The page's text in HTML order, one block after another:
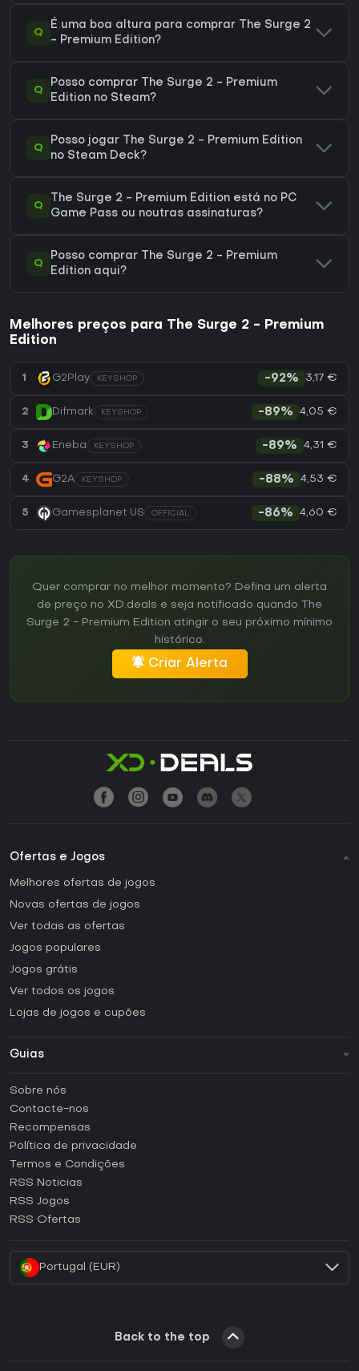
Q
É uma boa altura para comprar The Surge 2
- Premium Edition?
Q
Posso comprar The Surge 2 - Premium
Edition no Steam?
Q
Posso jogar The Surge 2 - Premium Edition
no Steam Deck?
Q
The Surge 2 - Premium Edition está no PC
Game Pass ou noutras assinaturas?
Q
Posso comprar The Surge 2 - Premium
Edition aqui?
Melhores preços para The Surge 2 - Premium
Edition
1 G2Play KEYSHOP -92% 3,17 €
2 Difmark KEYSHOP -89% 4,05 €
3 Eneba KEYSHOP -89% 4,31 €
4 G2A KEYSHOP -88% 4,53 €
5 Gamesplanet US OFFICIAL -86% 4,60 €
Quer comprar no melhor momento? Defina um alerta
de preço no XD.deals e seja notificado quando The
Surge 2 - Premium Edition atingir o seu próximo mínimo
histórico.
Criar Alerta
Ofertas e Jogos
Melhores ofertas de jogos
Novas ofertas de jogos
Ver todas as ofertas
Jogos populares
Jogos grátis
Ver todos os jogos
Lojas de jogos e cupões
Guias
Como ativar uma CD Key Steam?
Como ativar uma CD Key Epic Games?
Como ativar uma CD Key GOG?
Como ativar uma CD Key Ubisoft Connect?
Como ativar uma CD Key EA App?
Sobre nós
Contacte-nos
Recompensas
Política de privacidade
Termos e Condições
RSS Noticias
RSS Jogos
RSS Ofertas
Portugal (EUR)
Back to the top